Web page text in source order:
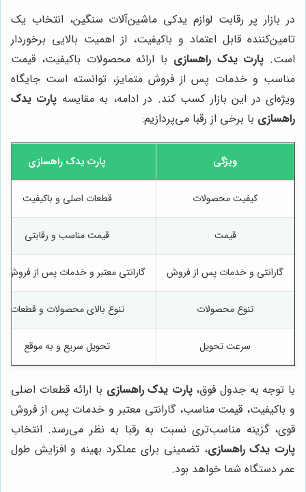
در بازار پر رقابت لوازم یدکی ماشین‌آلات سنگین، انتخاب یک
تامین‌کننده قابل اعتماد و باکیفیت، از اهمیت بالایی برخوردار
است. پارت یدک راهسازی با ارائه محصولات باکیفیت، قیمت
مناسب و خدمات پس از فروش متمایز، توانسته است جایگاه
ویژه‌ای در این بازار کسب کند. در ادامه، به مقایسه پارت یدک
راهسازی با برخی از رقبا می‌پردازیم:
ویژگی پارت یدک راهسازی
کیفیت محصولات قطعات اصلی و باکیفیت
قیمت قیمت مناسب و رقابتی
گارانتی و خدمات پس از فروش گارانتی معتبر و خدمات پس از فروش
تنوع محصولات تنوع بالای محصولات و قطعات
سرعت تحویل تحویل سریع و به موقع
با توجه به جدول فوق،پارت یدک راهسازی با ارائه قطعات اصلی
و باکیفیت، قیمت مناسب، گارانتی معتبر و خدمات پس از فروش
قوی، گزینه مناسب‌تری نسبت به رقبا به نظر می‌رسد. انتخاب
پارت یدک راهسازی، تضمینی برای عملکرد بهینه و افزایش طول
عمر دستگاه شما خواهد بود.